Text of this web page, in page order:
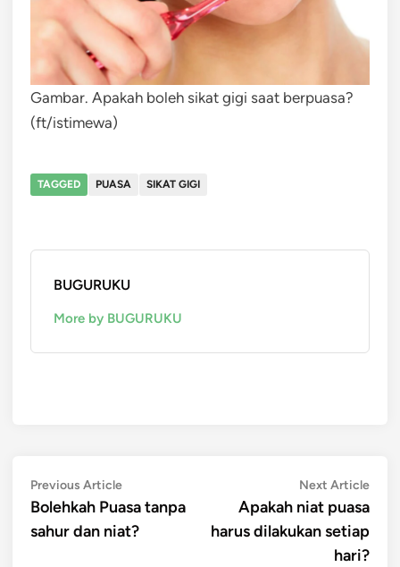
Gambar. Apakah boleh sikat gigi saat berpuasa?
(ft/istimewa)
TAGGED PUASA SIKAT GIGI
BUGURUKU
More by BUGURUKU
Post
navigation
Previous ArticlePrevious
article:
Bolehkah Puasa tanpa
sahur dan niat?
Next ArticleNext
Apakah niat puasa
harus dilakukan setiap
hari?